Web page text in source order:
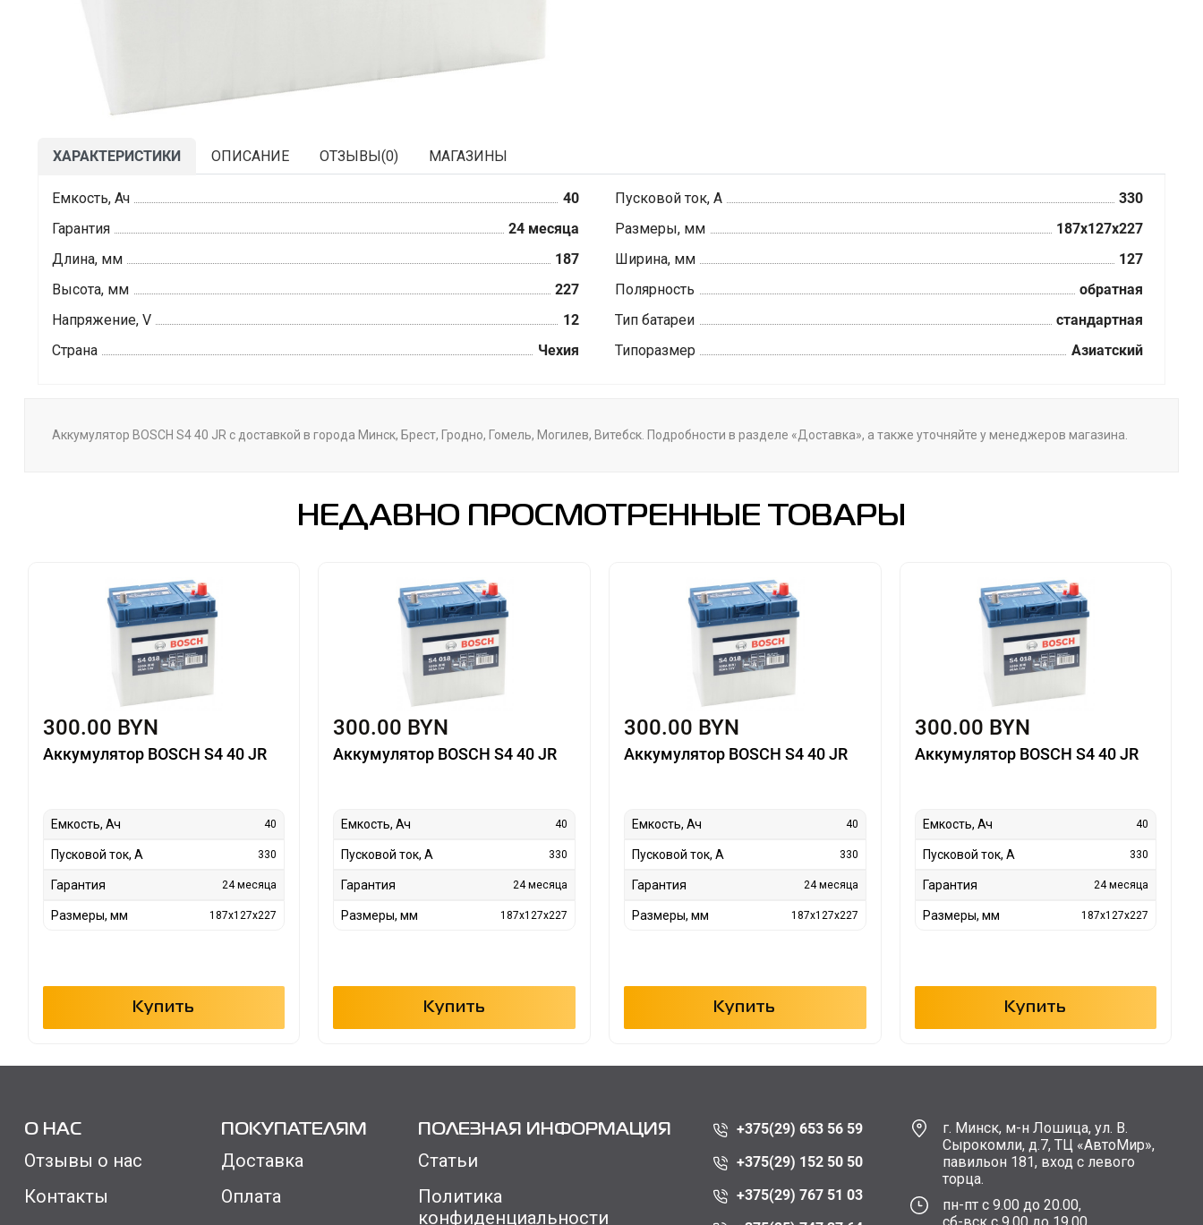
ХАРАКТЕРИСТИКИ ОПИСАНИЕ ОТЗЫВЫ(0) МАГАЗИНЫ
Емкость, Ач 40 Пусковой ток, А
330
Гарантия
24 месяца Размеры, мм
187x127x227
Длина, мм
187 Ширина, мм
127
Высота, мм
227 Полярность
обратная
Напряжение, V
12 Тип батареи
стандартная
Страна
Чехия Типоразмер Азиатский
Аккумулятор BOSCH S4 40 JR с доставкой в города Минск, Брест, Гродно, Гомель, Могилев, Витебск. Подробности в разделе «Доставка», а также уточняйте у менеджеров магазина.
НЕДАВНО ПРОСМОТРЕННЫЕ ТОВАРЫ
300.00 BYN
Аккумулятор BOSCH S4 40 JR
Емкость, Ач 40
Пусковой ток, А 330
Гарантия 24 месяца
Размеры, мм 187x127x227
Купить
300.00 BYN
Аккумулятор BOSCH S4 40 JR
Емкость, Ач 40
Пусковой ток, А 330
Гарантия 24 месяца
Размеры, мм 187x127x227
Купить
300.00 BYN
Аккумулятор BOSCH S4 40 JR
Емкость, Ач 40
Пусковой ток, А 330
Гарантия 24 месяца
Размеры, мм 187x127x227
Купить
300.00 BYN
Аккумулятор BOSCH S4 40 JR
Емкость, Ач 40
Пусковой ток, А 330
Гарантия 24 месяца
Размеры, мм 187x127x227
Купить
О НАС
Отзывы о нас
Контакты
ПОКУПАТЕЛЯМ
Доставка
Оплата
ПОЛЕЗНАЯ ИНФОРМАЦИЯ
Статьи
Политика
конфиденциальности
+375(29) 653 56 59
+375(29) 152 50 50
+375(29) 767 51 03
г. Минск, м-н Лошица, ул. В.
Сырокомли, д.7, ТЦ «АвтоМир»,
павильон 181, вход с левого
торца.
пн-пт с 9.00 до 20.00,